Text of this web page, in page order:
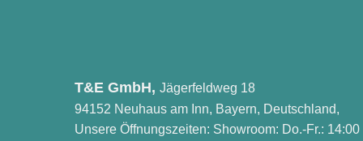
T&E GmbH, Jägerfeldweg 18
94152 Neuhaus am Inn, Bayern, Deutschland,
Unsere Öffnungszeiten: Showroom: Do.-Fr.: 14:00